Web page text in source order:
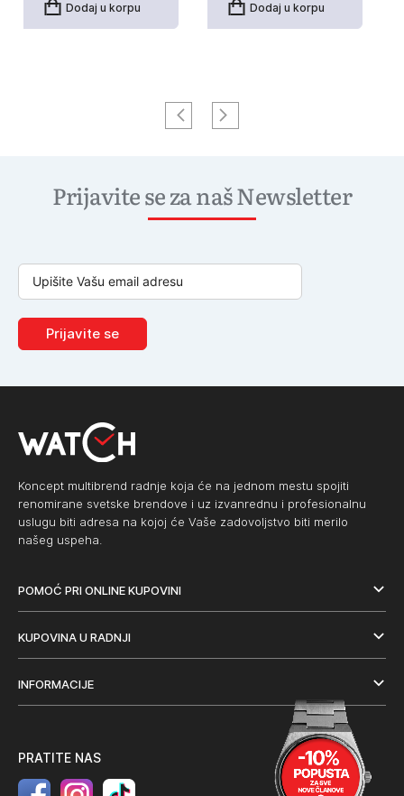
Dodaj u korpu Dodaj u korpu
Prijavite se za naš Newsletter
Prijavite se
Koncept multibrend radnje koja će na jednom mestu spojiti
renomirane svetske brendove i uz izvanrednu i profesionalnu
uslugu biti adresa na kojoj će Vaše zadovoljstvo biti merilo
našeg uspeha.
POMOĆ PRI ONLINE KUPOVINI
KUPOVINA U RADNJI
INFORMACIJE
PRATITE NAS